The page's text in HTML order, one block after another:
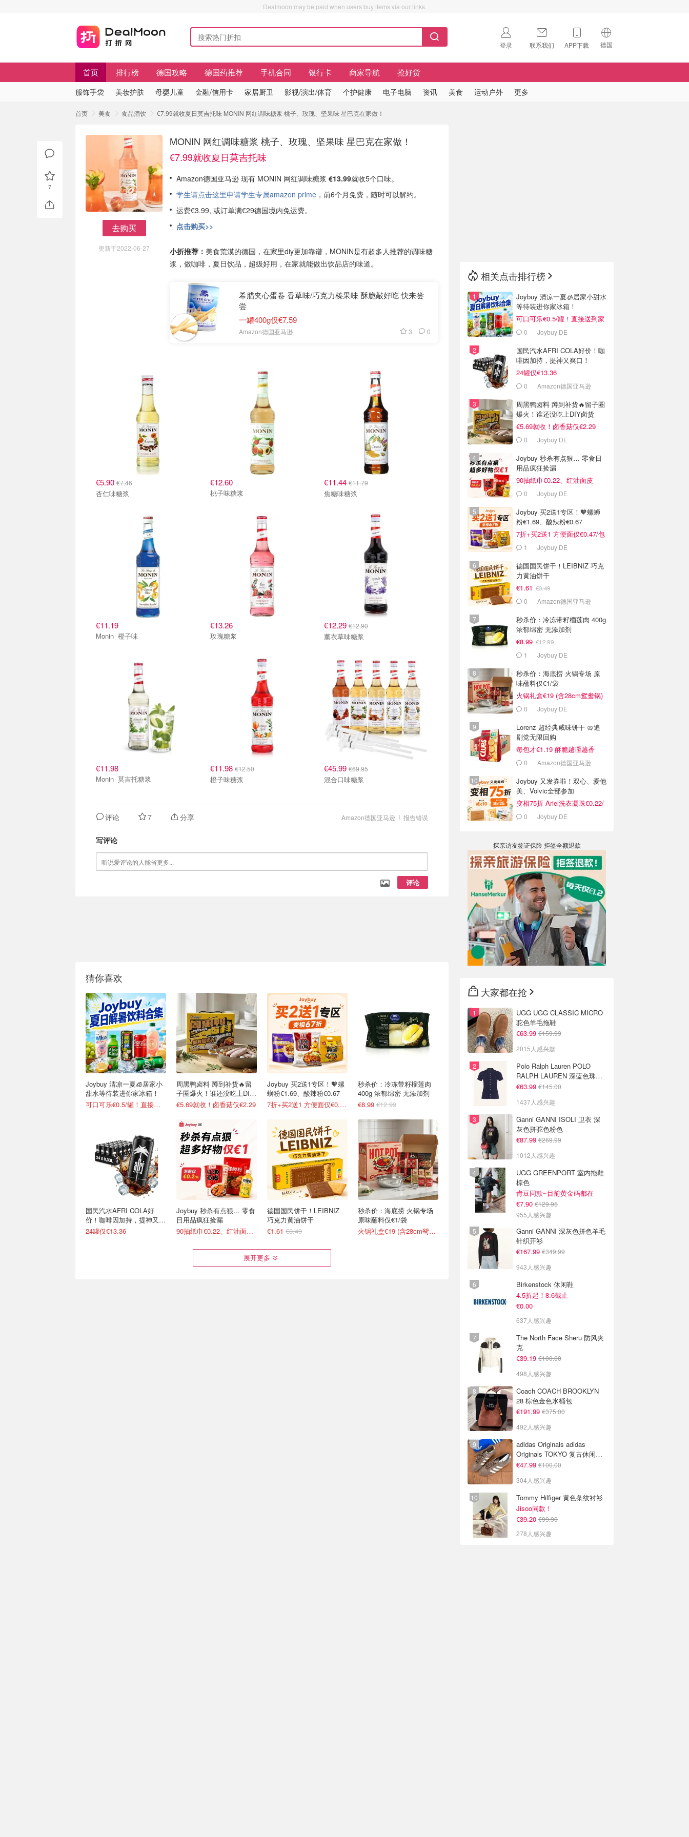
Dealmoon may be paid when users buy items via our links.
登录 联系我们 APP下载 德国
🇺🇸
首页 排行榜 德国攻略 德国药推荐 手机合同 银行卡 商家导航 抢好货
服饰手袋 美妆护肤 母婴儿童 金融/信用卡 家居厨卫 影视/演出/体育 个护健康 电子电脑 资讯 美食 运动户外 更多
首页 美食 食品酒饮 €7.99就收夏日莫吉托味 MONIN 网红调味糖浆 桃子、玫瑰、坚果味 星巴克在家做！
去购买
更新于2022-06-27
MONIN 网红调味糖浆 桃子、玫瑰、坚果味 星巴克在家做！
€7.99就收夏日莫吉托味
Amazon德国亚马逊 现有 MONIN 网红调味糖浆 €13.99就收5个口味。
学生请点击这里申请学生专属amazon prime ，前6个月免费，随时可以解约。
运费€3.99, 或订单满€29德国境内免运费。
点击购买>>
小折推荐： 美食荒漠的德国，在家里diy更加靠谱，MONIN是有超多人推荐的调味糖
浆，做咖啡，夏日饮品，超级好用，在家就能做出饮品店的味道。
希腊夹心蛋卷 香草味/巧克力榛果味 酥脆敲好吃 快来尝
尝
一罐400g仅€7.59
Amazon德国亚马逊 3 0
€5.90 €7.46
杏仁味糖浆
€12.60
桃子味糖浆
€11.44 €11.79
焦糖味糖浆
€11.19
Monin 橙子味
€13.26
玫瑰糖浆
€12.29 €12.90
薰衣草味糖浆
€11.98
Monin 莫吉托糖浆
€11.98€12.50
橙子味糖浆
€45.99 €69.95
混合口味糖浆
报告错误
Amazon德国亚马逊
评论 7 分享
写评论
评论
猜你喜欢
Joybuy 清凉一夏🧊居家小
甜水等待装进你家冰箱！
可口可乐€0.5/罐！直接送到家门口
国民汽水AFRI COLA好
价！咖啡因加持，提神又爽
口！
24罐仅€13.36
周黑鸭卤料 蹲到补货🔥留
子圈爆火！谁还没吃上DIY
卤货
€5.69就收！卤香菇仅€2.29
Joybuy 秒杀有点狠… 零食
日用品疯狂捡漏
90抽纸巾€0.22、红油面皮€0.99
Joybuy 买2送1专区！🧡螺
蛳粉€1.69、酸辣粉€0.67
7折+买2送1 方便面仅€0.47/包
德国国民饼干！LEIBNIZ
巧克力黄油饼干
€1.61 €3.49
秒杀价：冷冻带籽榴莲肉
400g 浓郁绵密 无添加剂
€8.99 €12.99
秒杀价：海底捞 火锅专场
原味蘸料仅€1/袋
火锅礼盒€19 (含28cm鸳鸯锅)
展开更多
7
相关点击排行榜
Joybuy 清凉一夏🧊居家小甜水
等待装进你家冰箱！
可口可乐€0.5/罐！直接送到家
门口0 Joybuy DE
国民汽水AFRI COLA好价！咖
啡因加持，提神又爽口！
24罐仅€13.36
0 Amazon德国亚马逊
周黑鸭卤料 蹲到补货🔥留子圈
爆火！谁还没吃上DIY卤货
€5.69就收！卤香菇仅€2.29
0 Joybuy DE
Joybuy 秒杀有点狠… 零食日
用品疯狂捡漏
90抽纸巾€0.22、红油面皮
€0.99
0 Joybuy DE
Joybuy 买2送1专区！🧡螺蛳
粉€1.69、酸辣粉€0.67
7折+买2送1 方便面仅€0.47/包
1 Joybuy DE
德国国民饼干！LEIBNIZ 巧克
力黄油饼干
€1.61 €3.49
0 Amazon德国亚马逊
秒杀价：冷冻带籽榴莲肉 400g
浓郁绵密 无添加剂
€8.99 €12.99
1 Joybuy DE
秒杀价：海底捞 火锅专场 原
味蘸料仅€1/袋
火锅礼盒€19 (含28cm鸳鸯锅)
0 Joybuy DE
Lorenz 超经典咸味饼干 🥨追
剧党无限回购
每包才€1.19 酥脆越嚼越香
0 Amazon德国亚马逊
Joybuy 又发券啦！双心、爱他
美、Volvic全部参加
变相75折 Ariel洗衣凝珠€0.22/
颗 0 Joybuy DE
探亲访友签证保险 拒签全额退款
大家都在抢
UGG UGG CLASSIC MICRO
驼色羊毛拖鞋
€63.99 €159.99
2015人感兴趣
Polo Ralph Lauren POLO
RALPH LAUREN 深蓝色珠地
布 Polo衫
€63.99 €145.00
1437人感兴趣
Ganni GANNI ISOLI 卫衣 深
灰色拼驼色粉色
€87.99 €269.99
1012人感兴趣
UGG GREENPORT 室内拖鞋
棕色
肯豆同款~目前黄金码都在
€7.90 €129.95
955人感兴趣
Ganni GANNI 深灰色拼色羊毛
针织开衫
€167.99 €349.99
943人感兴趣
Birkenstock 休闲鞋
4.5折起！8.6截止
€0.00
637人感兴趣
The North Face Sheru 防风夹
克
€39.19 €100.00
498人感兴趣
Coach COACH BROOKLYN
28 棕色金色水桶包
€191.99 €375.00
492人感兴趣
adidas Originals adidas
Originals TOKYO 复古休闲鞋
深棕色
€47.99 €100.00
304人感兴趣
Tommy Hilfiger 黄色条纹衬衫
Jisoo同款！
€39.20 €99.90
278人感兴趣